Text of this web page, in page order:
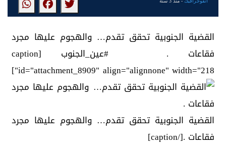
القضية الجنوبية تحقق تقدم… والهجوم عليها مجرد
فقاعات . ‎#عين_الجنوب [caption
id="attachment_8909" align="alignnone" width="218"]
القضية الجنوبية تحقق تقدم… والهجوم عليها مجرد
فقاعات .[/caption]